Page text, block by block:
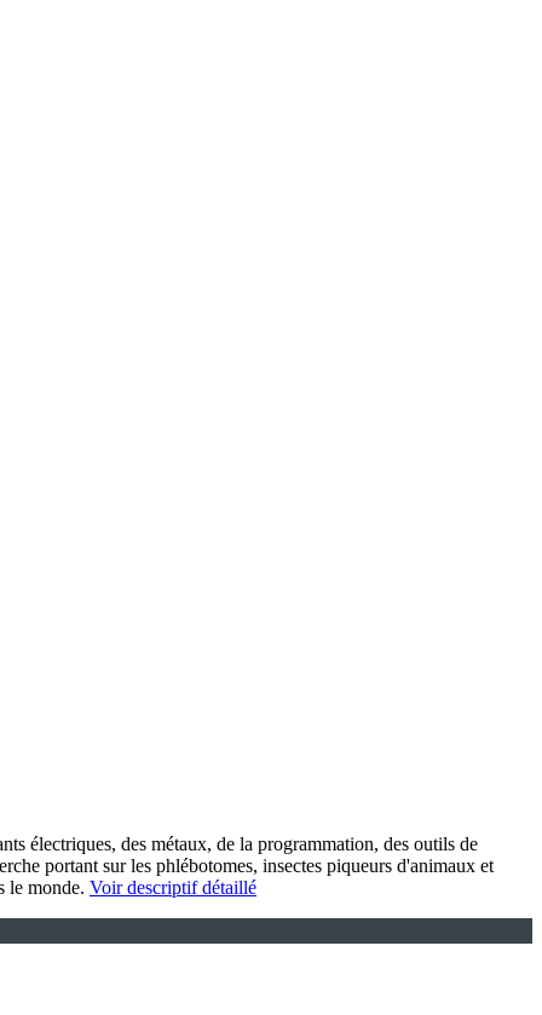
électriques, des métaux, de la programmation, des outils de
portant sur les phlébotomes, insectes piqueurs d'animaux et
le monde. Voir descriptif détaillé